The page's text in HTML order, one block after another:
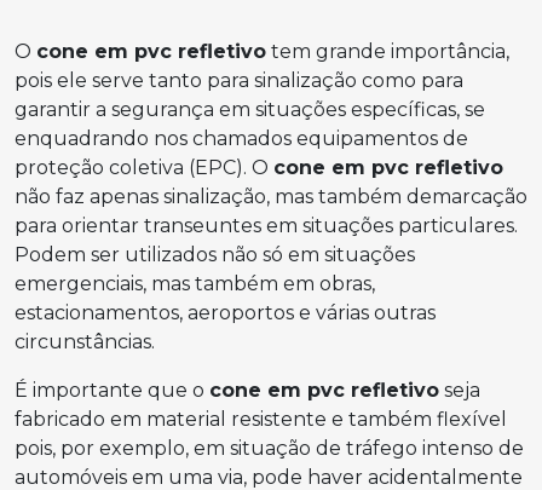
O cone em pvc refletivo tem grande importância,
pois ele serve tanto para sinalização como para
garantir a segurança em situações específicas, se
enquadrando nos chamados equipamentos de
proteção coletiva (EPC). O cone em pvc refletivo
não faz apenas sinalização, mas também demarcação
para orientar transeuntes em situações particulares.
Podem ser utilizados não só em situações
emergenciais, mas também em obras,
estacionamentos, aeroportos e várias outras
circunstâncias.
É importante que o cone em pvc refletivo seja
fabricado em material resistente e também flexível
pois, por exemplo, em situação de tráfego intenso de
automóveis em uma via, pode haver acidentalmente